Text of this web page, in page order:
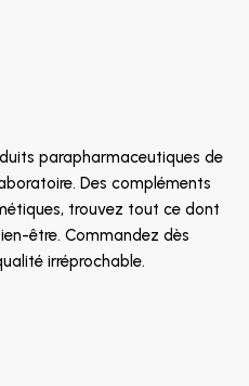
parapharmaceutiques de
Des compléments
trouvez tout ce dont
être. Commandez dès
irréprochable.